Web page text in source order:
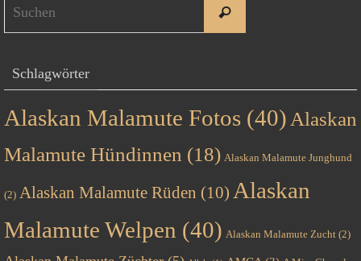
Suchen
Schlagwörter
Alaskan Malamute Fotos (40) Alaskan
Malamute Hündinnen (18) Alaskan Malamute Junghund
(2) Alaskan Malamute Rüden (10) Alaskan
Malamute Welpen (40) Alaskan Malamute Zucht (2)